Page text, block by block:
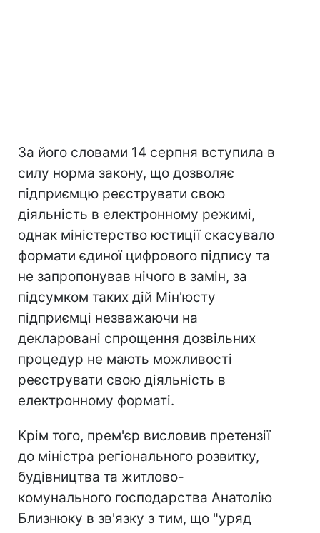
За його словами 14 серпня вступила в
силу норма закону, що дозволяє
підприємцю реєструвати свою
діяльність в електронному режимі,
однак міністерство юстиції скасувало
формати єдиної цифрового підпису та
не запропонував нічого в замін, за
підсумком таких дій Мін'юсту
підприємці незважаючи на
декларовані спрощення дозвільних
процедур не мають можливості
реєструвати свою діяльність в
електронному форматі.
Крім того, прем'єр висловив претензії
до міністра регіонального розвитку,
будівництва та житлово-
комунального господарства Анатолію
Близнюку в зв'язку з тим, що "уряд